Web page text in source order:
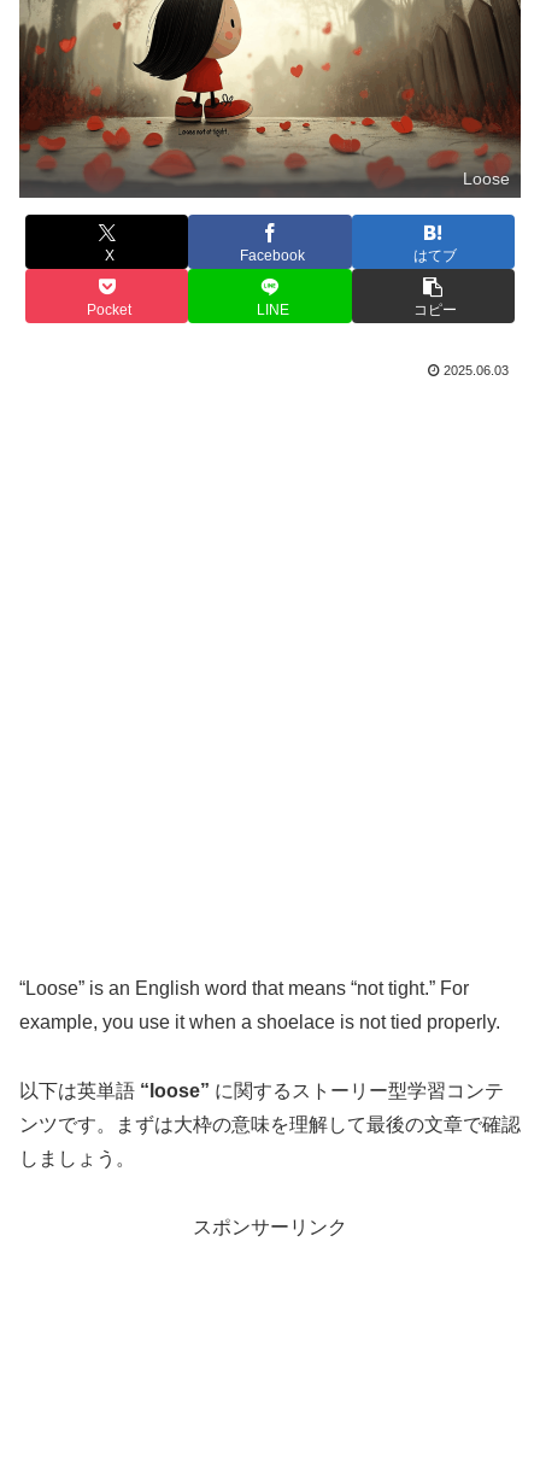
Loose
X Facebook はてブ
Pocket LINE コピー
2025.06.03
“Loose” is an English word that means “not tight.” For
example, you use it when a shoelace is not tied properly.
以下は英単語 “loose” に関するストーリー型学習コンテ
ンツです。まずは大枠の意味を理解して最後の文章で確認
しましょう。
スポンサーリンク